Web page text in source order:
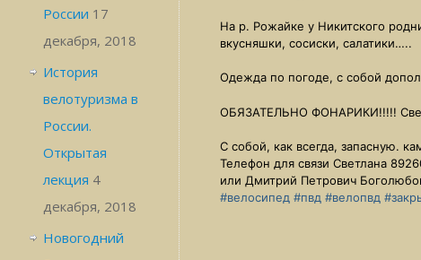
На р. Рожайке у Никитского
вкусняшки, сосиски, салатики…..
Одежда по погоде, с собой
ОБЯЗАТЕЛЬНО ФОНАРИКИ!!!!!
С собой, как всегда, запасную.
Телефон для связи Светлана
или Дмитрий Петрович
#велосипед #пвд #велопвд
России 17
декабря, 2018
История
велотуризма в
России.
Открытая
лекция 4
декабря, 2018
Новогодний